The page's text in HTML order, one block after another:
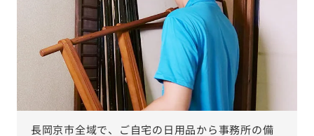
長岡京市全域で、ご自宅の日用品から事務所の備